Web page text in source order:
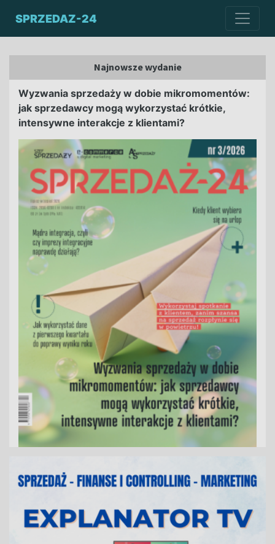
SPRZEDAZ-24
Najnowsze wydanie
Wyzwania sprzedaży w dobie mikromomentów:
jak sprzedawcy mogą wykorzystać krótkie,
intensywne interakcje z klientami?